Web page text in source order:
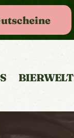
BIERWELT